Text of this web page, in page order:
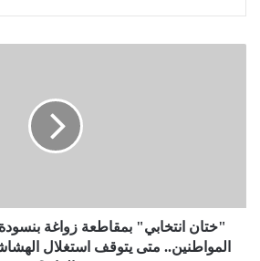
"ختان انتخابي" بمقاطعة زواغة
المواطنين.. متى يتوقف استغلال